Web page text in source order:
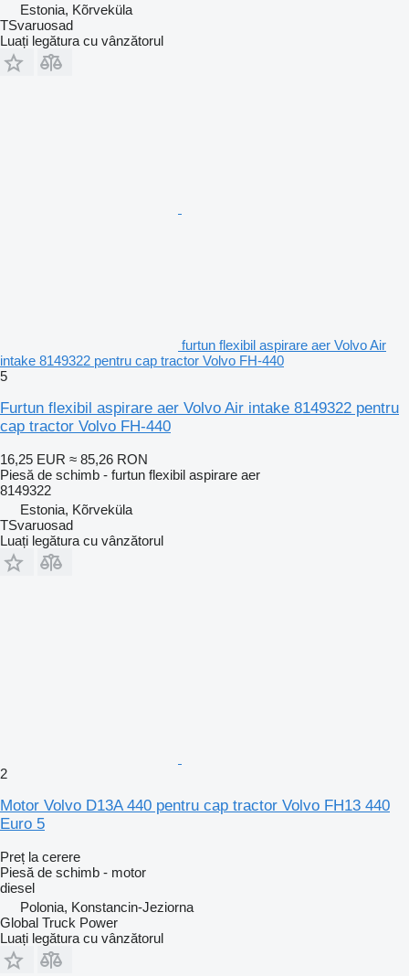
Estonia, Kõrveküla
TSvaruosad
Luați legătura cu vânzătorul
furtun flexibil aspirare aer Volvo Air
intake 8149322 pentru cap tractor Volvo FH-440
5
Furtun flexibil aspirare aer Volvo Air intake 8149322 pentru
cap tractor Volvo FH-440
16,25 EUR ≈ 85,26 RON
Piesă de schimb - furtun flexibil aspirare aer
8149322
Estonia, Kõrveküla
TSvaruosad
Luați legătura cu vânzătorul
2
Motor Volvo D13A 440 pentru cap tractor Volvo FH13 440
Euro 5
Preț la cerere
Piesă de schimb - motor
diesel
Polonia, Konstancin-Jeziorna
Global Truck Power
Luați legătura cu vânzătorul